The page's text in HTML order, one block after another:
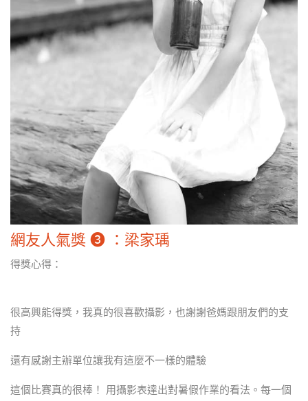
網友人氣獎 ❸ ：梁家瑀
得獎心得：
很高興能得獎，我真的很喜歡攝影，也謝謝爸媽跟朋友們的支
持
還有感謝主辦單位讓我有這麼不一樣的體驗
這個比賽真的很棒！ 用攝影表達出對暑假作業的看法。每一個